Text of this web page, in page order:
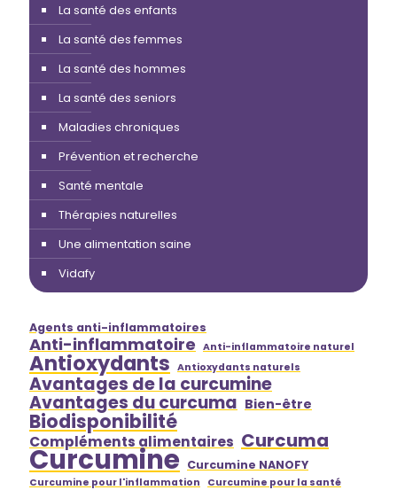
La santé des enfants
La santé des femmes
La santé des hommes
La santé des seniors
Maladies chroniques
Prévention et recherche
Santé mentale
Thérapies naturelles
Une alimentation saine
Vidafy
Agents anti-inflammatoires
Anti-inflammatoire Anti-inflammatoire naturel
Antioxydants Antioxydants naturels
Avantages de la curcumine
Avantages du curcuma Bien-être
Biodisponibilité
Compléments alimentaires Curcuma
Curcumine Curcumine NANOFY
Curcumine pour l'inflammation Curcumine pour la santé